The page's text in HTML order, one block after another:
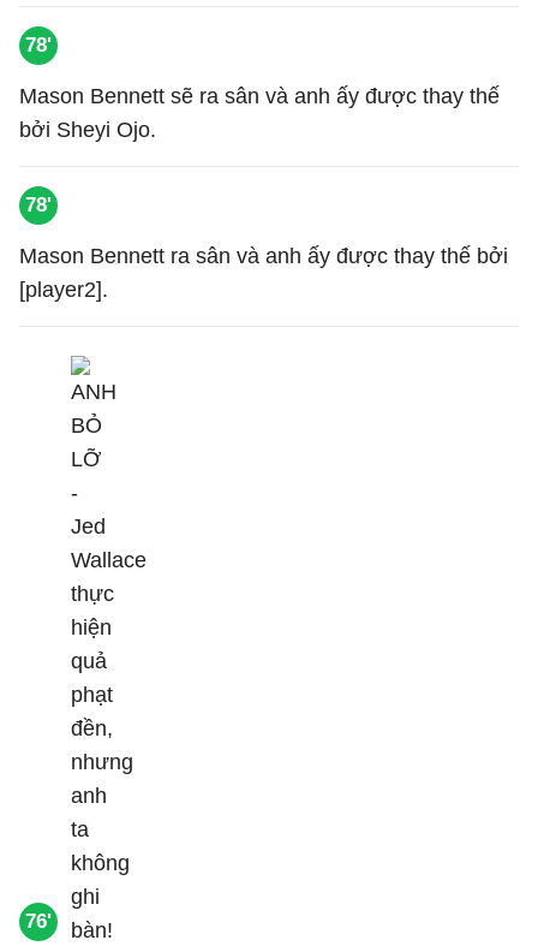
78'
Mason Bennett sẽ ra sân và anh ấy được thay thế
bởi Sheyi Ojo.
78'
Mason Bennett ra sân và anh ấy được thay thế bởi
[player2].
76'